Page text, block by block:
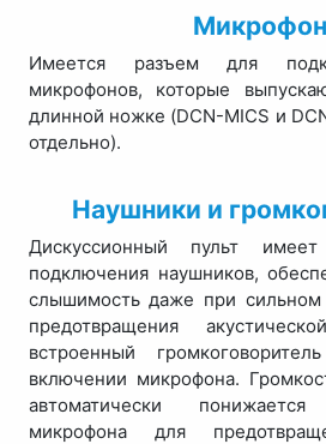
Имеется разъем для
микрофонов, которые
длинной ножке (DCN-MICS и
отдельно).
Наушники и
Дискуссионный пульт
подключения наушников,
слышимость даже при
предотвращения
встроенный
включении микрофона.
автоматически
микрофона для